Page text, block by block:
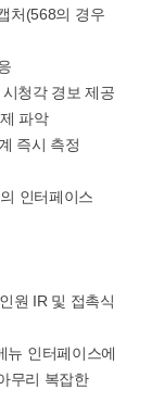
처(568의 경우
청각 경보 제공
파악
즉시 측정
인터페이스
원 IR 및 접촉식
뉴 인터페이스에
무리 복잡한